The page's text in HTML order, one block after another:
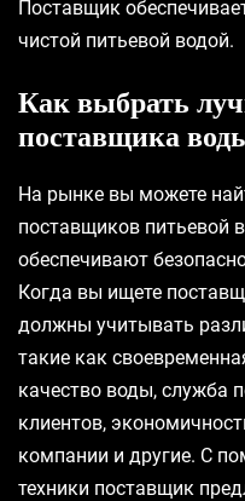
Поставщик
чистой питьевой водой.
Как выбрать
поставщика
На рынке вы можете
поставщиков питьевой
обеспечивают
Когда вы ищете
должны учитывать
такие как
качество воды, служба
клиентов,
компании и другие. С
техники поставщик